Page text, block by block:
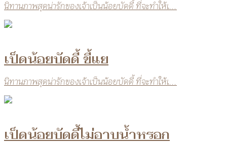
นิทานภาพสุดน่ารักของเจ้าเป็นน้อยบัดดี้ ที่จะทำให้เ...
เป็ดน้อยบัดดี้ ขี้แย
นิทานภาพสุดน่ารักของเจ้าเป็นน้อยบัดดี้ ที่จะทำให้เ...
เป็ดน้อยบัดดี้ไม่อาบน้ำหรอก